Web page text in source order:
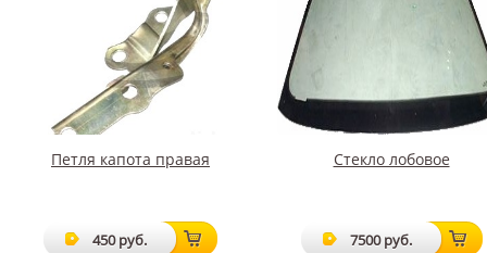
Петля капота правая
450 руб.
Стекло лобовое
7500 руб.